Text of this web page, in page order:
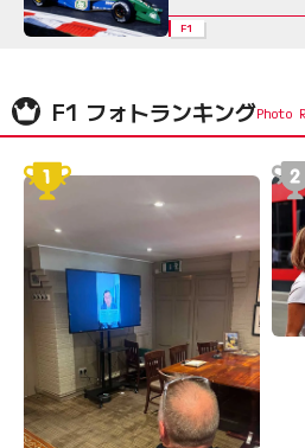
F1
F1 フォトランキング